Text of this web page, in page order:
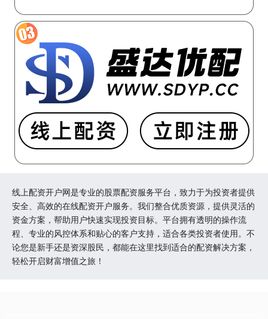
线上配资开户网是专业的股票配资服务平台，致力于为投资者提供
安全、高效的在线配资开户服务。我们整合优质资源，提供灵活的
资金方案，帮助用户快速实现投资目标。平台拥有透明的操作流
程、专业的风控体系和贴心的客户支持，适合各类投资者使用。不
论您是新手还是资深股民，都能在这里找到适合的配资解决方案，
轻松开启财富增值之旅！